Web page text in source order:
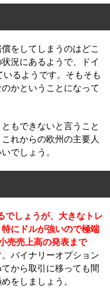
をしてしまうのはどこ
況にあるようで、ドイ
るようです。そもそも
かということになって
もできないと言うこと
れからの欧州の主要人
でしょう。
でしょうが、大きなトレ
にドルが強いので極端
売売上高の発表まで
バイナリーオプション
から取引に移っても間
をしましょう。